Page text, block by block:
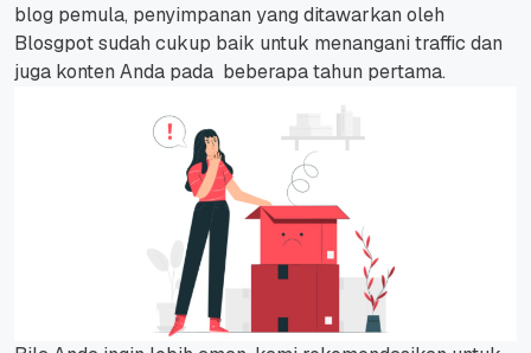
blog pemula, penyimpanan yang ditawarkan oleh
Blosgpot sudah cukup baik untuk menangani traffic dan
juga konten Anda pada beberapa tahun pertama.